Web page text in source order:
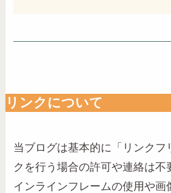
リンクについて
当ブログは基本的に「リンクフ
クを行う場合の許可や連絡は不
インラインフレームの使用や画